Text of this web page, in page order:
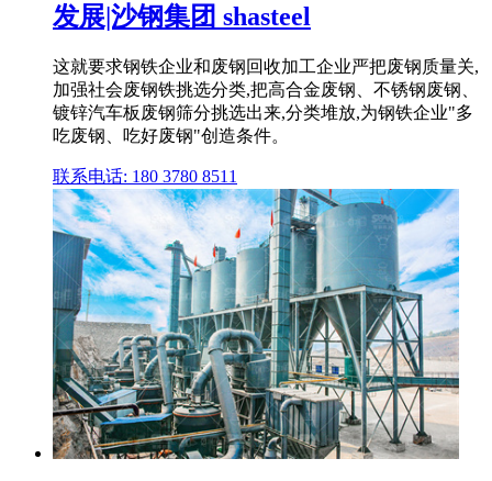
发展|沙钢集团 shasteel
这就要求钢铁企业和废钢回收加工企业严把废钢质量关,
加强社会废钢铁挑选分类,把高合金废钢、不锈钢废钢、
镀锌汽车板废钢筛分挑选出来,分类堆放,为钢铁企业"多
吃废钢、吃好废钢"创造条件。
联系电话: 180 3780 8511